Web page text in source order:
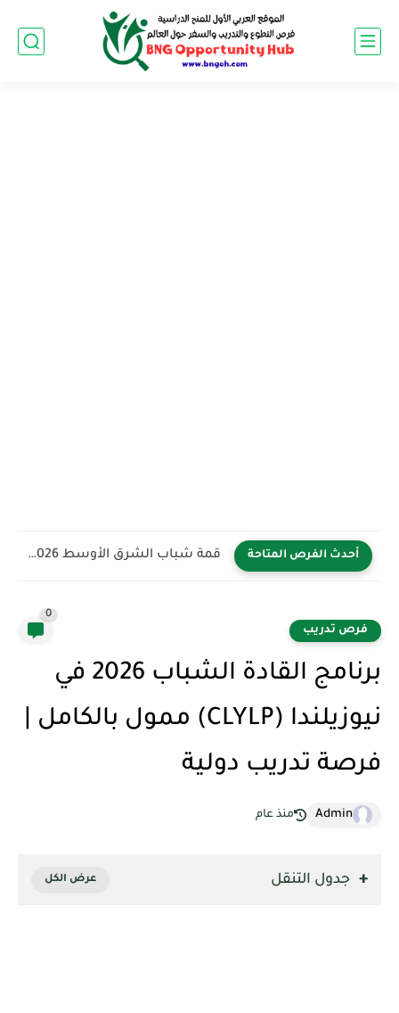
أحدث الفرص المتاحة قمة شباب الشرق الأوسط YBB 2026 في المملكة العربية السعودية...
فرص تدريب
0
برنامج القادة الشباب 2026 في
نيوزيلندا (CLYLP) ممول بالكامل |
فرصة تدريب دولية
Admin منذ عام
جدول التنقل